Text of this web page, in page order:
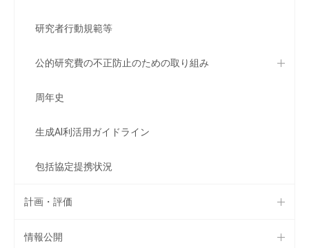
研究者行動規範等
公的研究費の不正防止のための取り組み
周年史
生成AI利活用ガイドライン
包括協定提携状況
計画・評価
情報公開